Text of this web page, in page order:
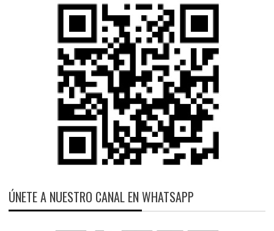
ÚNETE A NUESTRO CANAL EN WHATSAPP